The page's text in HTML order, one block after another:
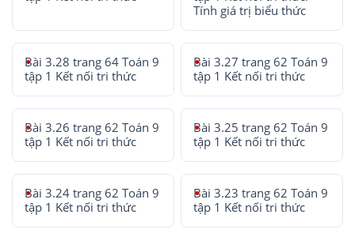
Tính giá trị biểu thức
Bài 3.28 trang 64 Toán 9
tập 1 Kết nối tri thức
Bài 3.27 trang 62 Toán 9
tập 1 Kết nối tri thức
Bài 3.26 trang 62 Toán 9
tập 1 Kết nối tri thức
Bài 3.25 trang 62 Toán 9
tập 1 Kết nối tri thức
Bài 3.24 trang 62 Toán 9
tập 1 Kết nối tri thức
Bài 3.23 trang 62 Toán 9
tập 1 Kết nối tri thức